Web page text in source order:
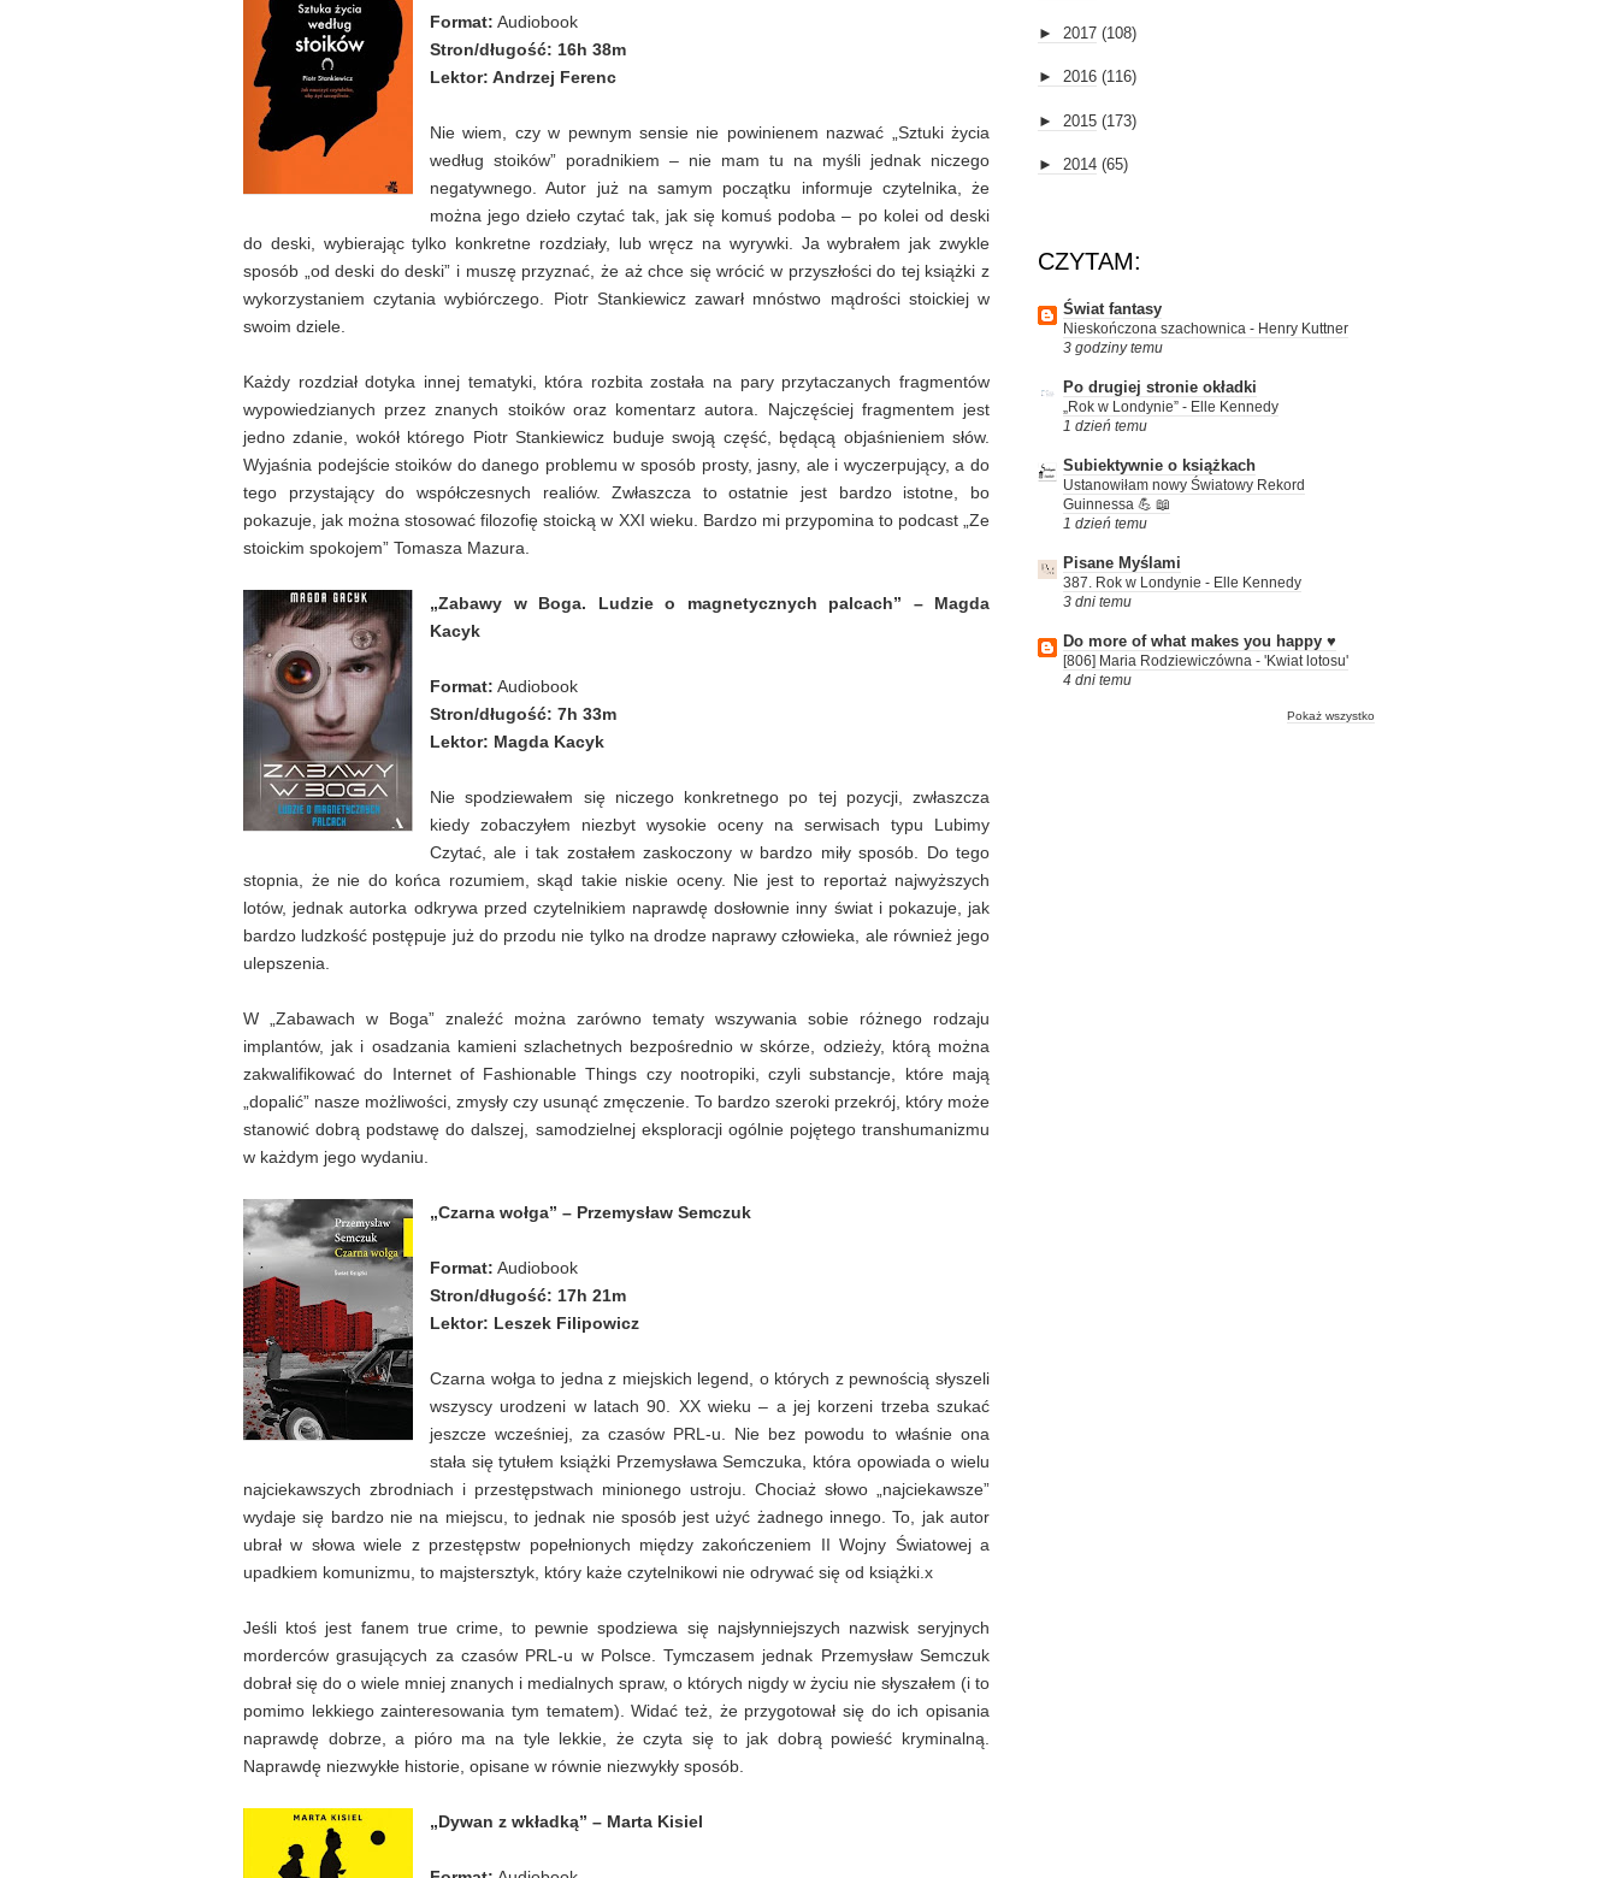
Format: Audiobook
Stron/długość: 16h 38m
Lektor: Andrzej Ferenc
Nie wiem, czy w pewnym sensie nie powinienem nazwać „Sztuki życia
według stoików” poradnikiem – nie mam tu na myśli jednak niczego
negatywnego. Autor już na samym początku informuje czytelnika, że
można jego dzieło czytać tak, jak się komuś podoba – po kolei od deski
do deski, wybierając tylko konkretne rozdziały, lub wręcz na wyrywki. Ja wybrałem jak zwykle
sposób „od deski do deski” i muszę przyznać, że aż chce się wrócić w przyszłości do tej książki z
wykorzystaniem czytania wybiórczego. Piotr Stankiewicz zawarł mnóstwo mądrości stoickiej w
swoim dziele.
Każdy rozdział dotyka innej tematyki, która rozbita została na pary przytaczanych fragmentów
wypowiedzianych przez znanych stoików oraz komentarz autora. Najczęściej fragmentem jest
jedno zdanie, wokół którego Piotr Stankiewicz buduje swoją część, będącą objaśnieniem słów.
Wyjaśnia podejście stoików do danego problemu w sposób prosty, jasny, ale i wyczerpujący, a do
tego przystający do współczesnych realiów. Zwłaszcza to ostatnie jest bardzo istotne, bo
pokazuje, jak można stosować filozofię stoicką w XXI wieku. Bardzo mi przypomina to podcast „Ze
stoickim spokojem” Tomasza Mazura.
„Zabawy w Boga. Ludzie o magnetycznych palcach” – Magda
Kacyk
Format: Audiobook
Stron/długość: 7h 33m
Lektor: Magda Kacyk
Nie spodziewałem się niczego konkretnego po tej pozycji, zwłaszcza
kiedy zobaczyłem niezbyt wysokie oceny na serwisach typu Lubimy
Czytać, ale i tak zostałem zaskoczony w bardzo miły sposób. Do tego
stopnia, że nie do końca rozumiem, skąd takie niskie oceny. Nie jest to reportaż najwyższych
lotów, jednak autorka odkrywa przed czytelnikiem naprawdę dosłownie inny świat i pokazuje, jak
bardzo ludzkość postępuje już do przodu nie tylko na drodze naprawy człowieka, ale również jego
ulepszenia.
W „Zabawach w Boga” znaleźć można zarówno tematy wszywania sobie różnego rodzaju
implantów, jak i osadzania kamieni szlachetnych bezpośrednio w skórze, odzieży, którą można
zakwalifikować do Internet of Fashionable Things czy nootropiki, czyli substancje, które mają
„dopalić” nasze możliwości, zmysły czy usunąć zmęczenie. To bardzo szeroki przekrój, który może
stanowić dobrą podstawę do dalszej, samodzielnej eksploracji ogólnie pojętego transhumanizmu
w każdym jego wydaniu.
„Czarna wołga” – Przemysław Semczuk
Format: Audiobook
Stron/długość: 17h 21m
Lektor: Leszek Filipowicz
Czarna wołga to jedna z miejskich legend, o których z pewnością słyszeli
wszyscy urodzeni w latach 90. XX wieku – a jej korzeni trzeba szukać
jeszcze wcześniej, za czasów PRL-u. Nie bez powodu to właśnie ona
stała się tytułem książki Przemysława Semczuka, która opowiada o wielu
najciekawszych zbrodniach i przestępstwach minionego ustroju. Chociaż słowo „najciekawsze”
wydaje się bardzo nie na miejscu, to jednak nie sposób jest użyć żadnego innego. To, jak autor
ubrał w słowa wiele z przestępstw popełnionych między zakończeniem II Wojny Światowej a
upadkiem komunizmu, to majstersztyk, który każe czytelnikowi nie odrywać się od książki.x
Jeśli ktoś jest fanem true crime, to pewnie spodziewa się najsłynniejszych nazwisk seryjnych
morderców grasujących za czasów PRL-u w Polsce. Tymczasem jednak Przemysław Semczuk
dobrał się do o wiele mniej znanych i medialnych spraw, o których nigdy w życiu nie słyszałem (i to
pomimo lekkiego zainteresowania tym tematem). Widać też, że przygotował się do ich opisania
naprawdę dobrze, a pióro ma na tyle lekkie, że czyta się to jak dobrą powieść kryminalną.
Naprawdę niezwykłe historie, opisane w równie niezwykły sposób.
„Dywan z wkładką” – Marta Kisiel
► 2017 (108)
► 2016 (116)
► 2015 (173)
► 2014 (65)
CZYTAM:
Świat fantasy
Nieskończona szachownica - Henry Kuttner
3 godziny temu
Po drugiej stronie okładki
„Rok w Londynie” - Elle Kennedy
1 dzień temu
Subiektywnie o książkach
Ustanowiłam nowy Światowy Rekord
Guinnessa 💪 📖
1 dzień temu
Pisane Myślami
387. Rok w Londynie - Elle Kennedy
3 dni temu
Do more of what makes you happy ♥
[806] Maria Rodziewiczówna - 'Kwiat lotosu'
4 dni temu
Pokaż wszystko